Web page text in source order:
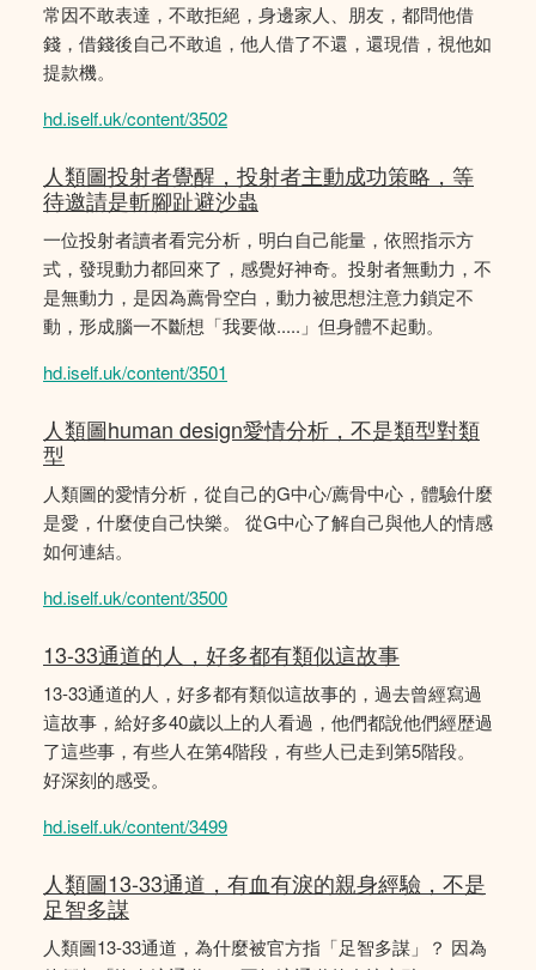
常因不敢表達，不敢拒絕，身邊家人、朋友，都問他借
錢，借錢後自己不敢追，他人借了不還，還現借，視他如
提款機。
hd.iself.uk/content/3502
人類圖投射者覺醒，投射者主動成功策略，等
待邀請是斬腳趾避沙蟲
一位投射者讀者看完分析，明白自己能量，依照指示方
式，發現動力都回來了，感覺好神奇。投射者無動力，不
是無動力，是因為薦骨空白，動力被思想注意力鎖定不
動，形成腦一不斷想「我要做.....」但身體不起動。
hd.iself.uk/content/3501
人類圖human design愛情分析，不是類型對類
型
人類圖的愛情分析，從自己的G中心/薦骨中心，體驗什麼
是愛，什麼使自己快樂。 從G中心了解自己與他人的情感
如何連結。
hd.iself.uk/content/3500
13-33通道的人，好多都有類似這故事
13-33通道的人，好多都有類似這故事的，過去曾經寫過
這故事，給好多40歲以上的人看過，他們都說他們經歴過
了這些事，有些人在第4階段，有些人已走到第5階段。
好深刻的感受。
hd.iself.uk/content/3499
人類圖13-33通道，有血有淚的親身經驗，不是
足智多謀
人類圖13-33通道，為什麼被官方指「足智多謀」？ 因為